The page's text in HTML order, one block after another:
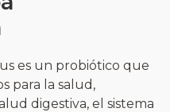
es un probiótico que
para la salud,
digestiva, el sistema